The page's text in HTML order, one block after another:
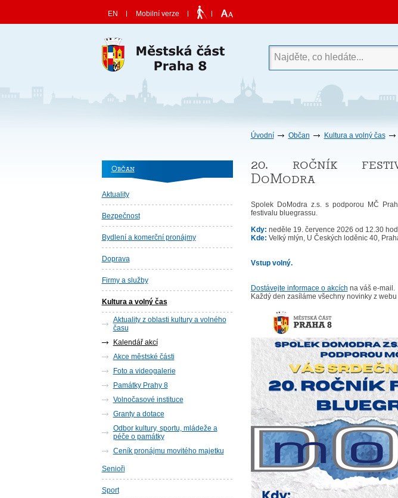
EN Mobilní verze
Úvodní Občan Kultura a volný čas
Občan
Aktuality
Bezpečnost
Bydlení a komerční pronájmy
Doprava
Firmy a služby
Kultura a volný čas
Aktuality z oblasti kultury a volného
času
Kalendář akcí
Akce městské části
Foto a videogalerie
Památky Prahy 8
Volnočasové instituce
Granty a dotace
Odbor kultury, sportu, mládeže a
péče o památky
Ceník pronájmu movitého majetku
Senioři
Sport
20. ročník
DoModra
Spolek DoModra z.s. s podporou MČ
festivalu bluegrassu.
Kdy: neděle 19. července 2026 od 12.30
Kde: Velký mlýn, U Českých loděnic 40,
Vstup volný.
Dostávejte informace o akcích na váš e-mail.
Každý den zasíláme všechny novinky z